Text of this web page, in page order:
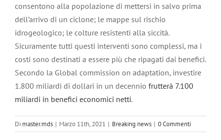
consentono alla popolazione di mettersi in salvo prima
dell’arrivo di un ciclone; le mappe sul rischio
idrogeologico; le colture resistenti alla siccità.
Sicuramente tutti questi interventi sono complessi, ma i
costi sono destinati a essere più che ripagati dai benefici.
Secondo la Global commission on adaptation, investire
1.800 miliardi di dollari in un decennio frutterà 7.100
miliardi in benefici economici netti.
Di master.mds | Marzo 11th, 2021 | Breaking news | 0 Commenti